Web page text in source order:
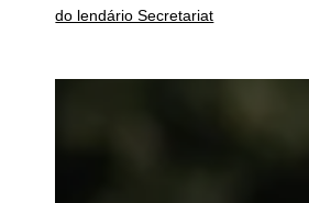
do lendário Secretariat